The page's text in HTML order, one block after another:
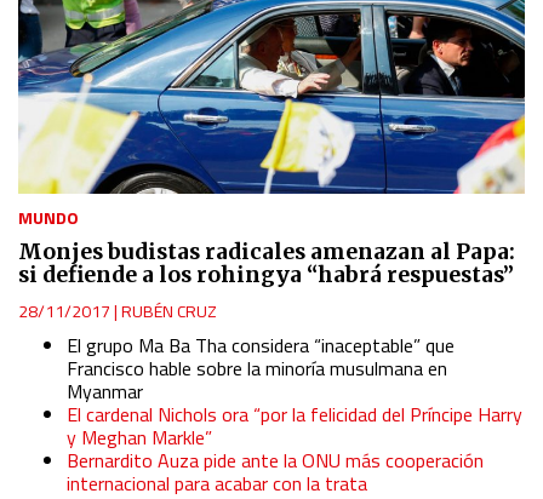
MUNDO
Monjes budistas radicales amenazan al Papa:
si defiende a los rohingya “habrá respuestas”
28/11/2017|RUBÉN CRUZ
El grupo Ma Ba Tha considera “inaceptable” que
Francisco hable sobre la minoría musulmana en
Myanmar
El cardenal Nichols ora “por la felicidad del Príncipe Harry
y Meghan Markle”
Bernardito Auza pide ante la ONU más cooperación
internacional para acabar con la trata